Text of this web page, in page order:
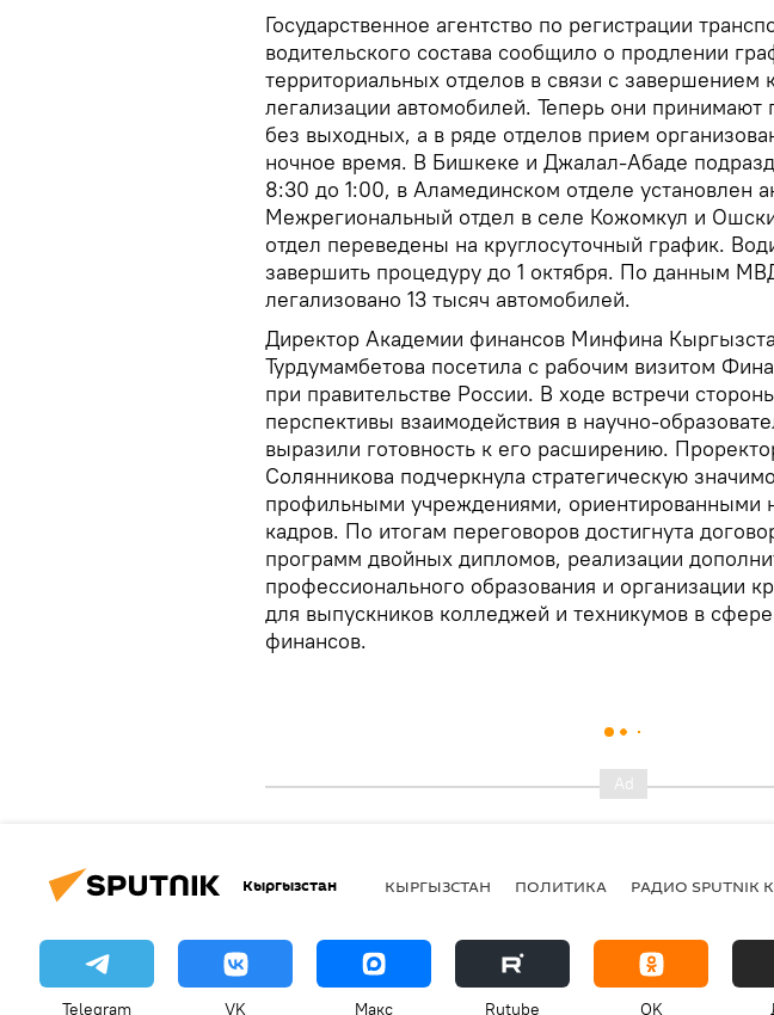
Государственное агентство по регистрации
водительского состава сообщило о продлении
территориальных отделов в связи с завершением
легализации автомобилей. Теперь они
без выходных, а в ряде отделов прием
ночное время. В Бишкеке и Джалал-Абаде
8:30 до 1:00, в Аламединском отделе установлен
Межрегиональный отдел в селе Кожомкул и
отдел переведены на круглосуточный график.
завершить процедуру до 1 октября. По данным
легализовано 13 тысяч автомобилей.
Директор Академии финансов Минфина
Турдумамбетова посетила с рабочим визитом
при правительстве России. В ходе встречи
перспективы взаимодействия в научно-
выразили готовность к его расширению.
Солянникова подчеркнула стратегическую
профильными учреждениями, ориентированными
кадров. По итогам переговоров достигнута
программ двойных дипломов, реализации
профессионального образования и организации
для выпускников колледжей и техникумов в
финансов.
Кыргызстан КЫРГЫЗСТАН ПОЛИТИКА РАДИО SPUTNIK
Telegram VK Макс Rutube OK